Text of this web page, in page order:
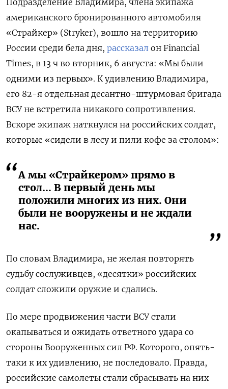
Подразделение Владимира, члена экипажа
американского бронированного автомобиля
«Страйкер» (Stryker), вошло на территорию
России среди бела дня, рассказал он Financial
Times, в 13 ч во вторник, 6 августа: «Мы были
одними из первых». К удивлению Владимира,
его 82-я отдельная десантно-штурмовая бригада
ВСУ не встретила никакого сопротивления.
Вскоре экипаж наткнулся на российских солдат,
которые «сидели в лесу и пили кофе за столом»:
А мы «Страйкером» прямо в
стол… В первый день мы
положили многих из них. Они
были не вооружены и не ждали
нас.
По словам Владимира, не желая повторять
судьбу сослуживцев, «десятки» российских
солдат сложили оружие и сдались.
По мере продвижения части ВСУ стали
окапываться и ожидать ответного удара со
стороны Вооруженных сил РФ. Которого, опять-
таки к их удивлению, не последовало. Правда,
российские самолеты стали сбрасывать на них